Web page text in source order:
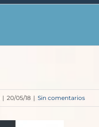
| 20/05/18 | Sin comentarios